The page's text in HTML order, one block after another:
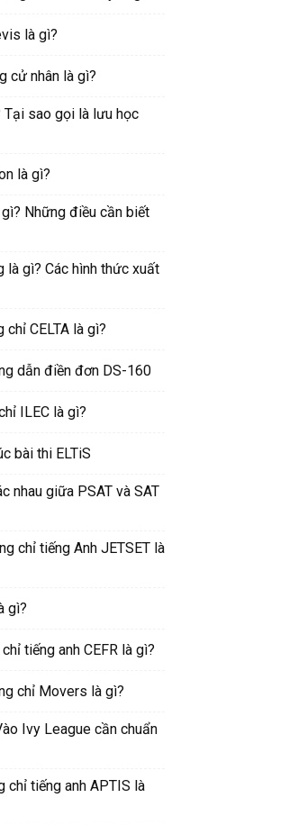
là gì?
cử nhân là gì?
Tại sao gọi là lưu học
là gì?
Những điều cần biết
là gì? Các hình thức xuất
chỉ CELTA là gì?
dẫn điền đơn DS-160
ILEC là gì?
bài thi ELTiS
nhau giữa PSAT và SAT
chỉ tiếng Anh JETSET là
gì?
tiếng anh CEFR là gì?
chỉ Movers là gì?
Ivy League cần chuẩn
chỉ tiếng anh APTIS là